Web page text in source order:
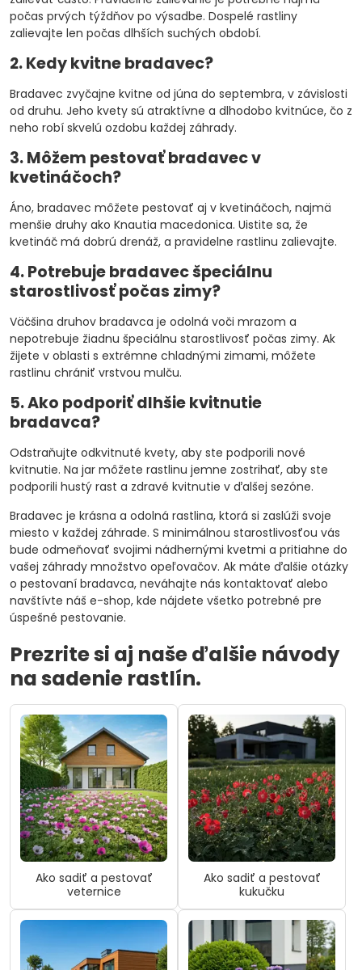
počas prvých týždňov po výsadbe. Dospelé rastliny
zalievajte len počas dlhších suchých období.
2. Kedy kvitne bradavec?
Bradavec zvyčajne kvitne od júna do septembra, v závislosti
od druhu. Jeho kvety sú atraktívne a dlhodobo kvitnúce, čo z
neho robí skvelú ozdobu každej záhrady.
3. Môžem pestovať bradavec v
kvetináčoch?
Áno, bradavec môžete pestovať aj v kvetináčoch, najmä
menšie druhy ako Knautia macedonica. Uistite sa, že
kvetináč má dobrú drenáž, a pravidelne rastlinu zalievajte.
4. Potrebuje bradavec špeciálnu
starostlivosť počas zimy?
Väčšina druhov bradavca je odolná voči mrazom a
nepotrebuje žiadnu špeciálnu starostlivosť počas zimy. Ak
žijete v oblasti s extrémne chladnými zimami, môžete
rastlinu chrániť vrstvou mulču.
5. Ako podporiť dlhšie kvitnutie
bradavca?
Odstraňujte odkvitnuté kvety, aby ste podporili nové
kvitnutie. Na jar môžete rastlinu jemne zostrihať, aby ste
podporili hustý rast a zdravé kvitnutie v ďalšej sezóne.
Bradavec je krásna a odolná rastlina, ktorá si zaslúži svoje
miesto v každej záhrade. S minimálnou starostlivosťou vás
bude odmeňovať svojimi nádhernými kvetmi a pritiahne do
vašej záhrady množstvo opeľovačov. Ak máte ďalšie otázky
o pestovaní bradavca, neváhajte nás kontaktovať alebo
navštívte náš e-shop, kde nájdete všetko potrebné pre
úspešné pestovanie.
Prezrite si aj naše ďalšie návody
na sadenie rastlín.
Ako sadiť a pestovať
veternice
Ako sadiť a pestovať
kukučku